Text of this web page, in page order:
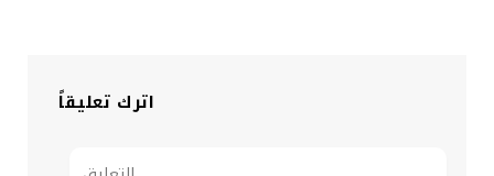
اترك تعليقاً